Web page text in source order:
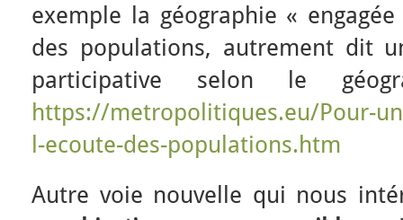
exemple la géographie «
des populations, autrement dit
participative selon le
https://metropolitiques.eu/Pour-
l-ecoute-des-populations.htm
Autre voie nouvelle qui nous